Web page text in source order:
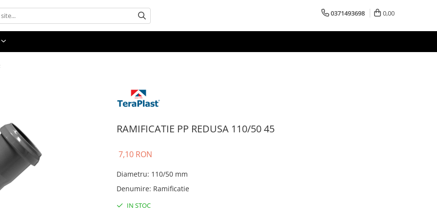
0371493698 0,00
RAMIFICATIE PP REDUSA 110/50 45
7,10 RON
Diametru: 110/50 mm
Denumire: Ramificatie
IN STOC